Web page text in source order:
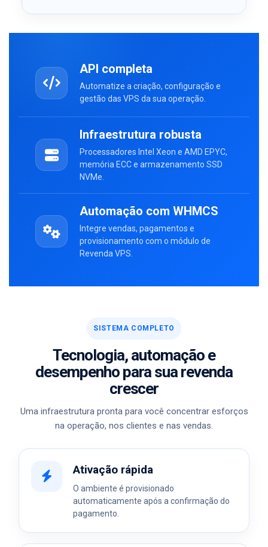
API completa
Automatize a criação, configuração e
gestão das VPS da sua operação.
Infraestrutura robusta
Processadores Intel Xeon e AMD EPYC,
memória ECC e armazenamento SSD
NVMe.
Automação com WHMCS
Integre vendas, pagamentos e
provisionamento com o módulo de
Revenda VPS.
SISTEMA COMPLETO
Tecnologia, automação e
desempenho para sua revenda
crescer
Uma infraestrutura pronta para você concentrar esforços
na operação, nos clientes e nas vendas.
Ativação rápida
O ambiente é provisionado
automaticamente após a confirmação do
pagamento.